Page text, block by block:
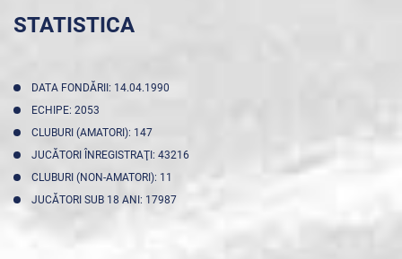
STATISTICA
DATA FONDĂRII: 14.04.1990
ECHIPE: 2053
CLUBURI (AMATORI): 147
JUCĂTORI ÎNREGISTRAŢI: 43216
CLUBURI (NON-AMATORI): 11
JUCĂTORI SUB 18 ANI: 17987